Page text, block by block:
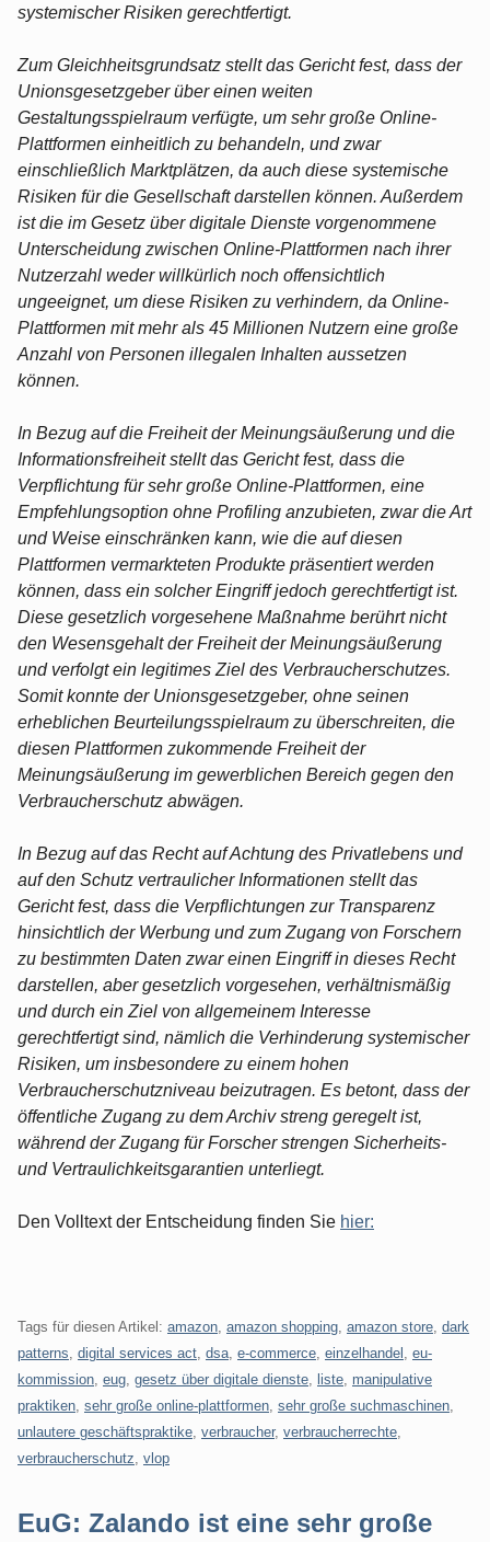
systemischer Risiken gerechtfertigt.
Zum Gleichheitsgrundsatz stellt das Gericht fest, dass der
Unionsgesetzgeber über einen weiten
Gestaltungsspielraum verfügte, um sehr große Online-
Plattformen einheitlich zu behandeln, und zwar
einschließlich Marktplätzen, da auch diese systemische
Risiken für die Gesellschaft darstellen können. Außerdem
ist die im Gesetz über digitale Dienste vorgenommene
Unterscheidung zwischen Online-Plattformen nach ihrer
Nutzerzahl weder willkürlich noch offensichtlich
ungeeignet, um diese Risiken zu verhindern, da Online-
Plattformen mit mehr als 45 Millionen Nutzern eine große
Anzahl von Personen illegalen Inhalten aussetzen
können.
In Bezug auf die Freiheit der Meinungsäußerung und die
Informationsfreiheit stellt das Gericht fest, dass die
Verpflichtung für sehr große Online-Plattformen, eine
Empfehlungsoption ohne Profiling anzubieten, zwar die Art
und Weise einschränken kann, wie die auf diesen
Plattformen vermarkteten Produkte präsentiert werden
können, dass ein solcher Eingriff jedoch gerechtfertigt ist.
Diese gesetzlich vorgesehene Maßnahme berührt nicht
den Wesensgehalt der Freiheit der Meinungsäußerung
und verfolgt ein legitimes Ziel des Verbraucherschutzes.
Somit konnte der Unionsgesetzgeber, ohne seinen
erheblichen Beurteilungsspielraum zu überschreiten, die
diesen Plattformen zukommende Freiheit der
Meinungsäußerung im gewerblichen Bereich gegen den
Verbraucherschutz abwägen.
In Bezug auf das Recht auf Achtung des Privatlebens und
auf den Schutz vertraulicher Informationen stellt das
Gericht fest, dass die Verpflichtungen zur Transparenz
hinsichtlich der Werbung und zum Zugang von Forschern
zu bestimmten Daten zwar einen Eingriff in dieses Recht
darstellen, aber gesetzlich vorgesehen, verhältnismäßig
und durch ein Ziel von allgemeinem Interesse
gerechtfertigt sind, nämlich die Verhinderung systemischer
Risiken, um insbesondere zu einem hohen
Verbraucherschutzniveau beizutragen. Es betont, dass der
öffentliche Zugang zu dem Archiv streng geregelt ist,
während der Zugang für Forscher strengen Sicherheits-
und Vertraulichkeitsgarantien unterliegt.
Den Volltext der Entscheidung finden Sie hier:
Tags für diesen Artikel: amazon amazon shopping amazon store dark
patterns digital services act dsa e-commerce einzelhandel
eu-
kommission eug gesetz über digitale dienste liste manipulative
praktiken sehr große online-plattformen sehr große suchmaschinen
unlautere geschäftspraktike verbraucher, verbraucherrechte
verbraucherschutz vlop
EuG: Zalando ist eine sehr große